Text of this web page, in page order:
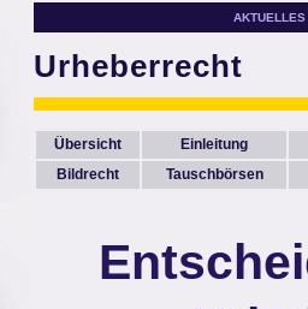
AKTUELLES
Urheberrecht
Übersicht
Einleitung
Bildrecht
Tauschbörsen